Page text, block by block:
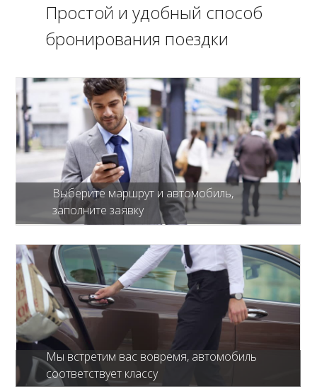
Простой и удобный способ
бронирования поездки
Выберите маршрут и автомобиль,
заполните заявку
Мы встретим вас вовремя, автомобиль
соответствует классу